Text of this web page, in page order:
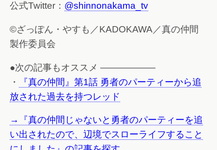
公式Twitter： @shinnonakama_tv
©ざっぽん・やすも／KADOKAWA／真の仲間
製作委員会
●次の記事もオススメ ——————
・
『真の仲間』第1話 勇者のパーティーから追
放された過去を持つレッド
→『真の仲間じゃないと勇者のパーティーを追
い出されたので、辺境でスローライフすること